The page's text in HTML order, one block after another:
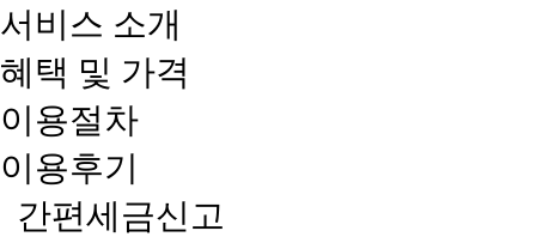
서비스 소개
혜택 및 가격
이용절차
이용후기
간편세금신고